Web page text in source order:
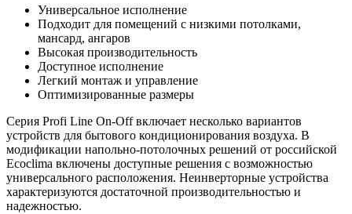
Универсальное исполнение
Подходит для помещений с низкими потолками,
мансард, ангаров
Высокая производительность
Доступное исполнение
Легкий монтаж и управление
Оптимизированные размеры
Серия Profi Line On-Off включает несколько вариантов
устройств для бытового кондиционирования воздуха. В
модификации напольно-потолочных решений от российской
Ecoclima включены доступные решения с возможностью
универсального расположения. Неинверторные устройства
характеризуются достаточной производительностью и
надежностью.